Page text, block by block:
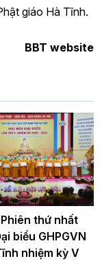
giáo Hà Tĩnh.
BBT website
thứ nhất
biểu GHPGVN
nhiệm kỳ V